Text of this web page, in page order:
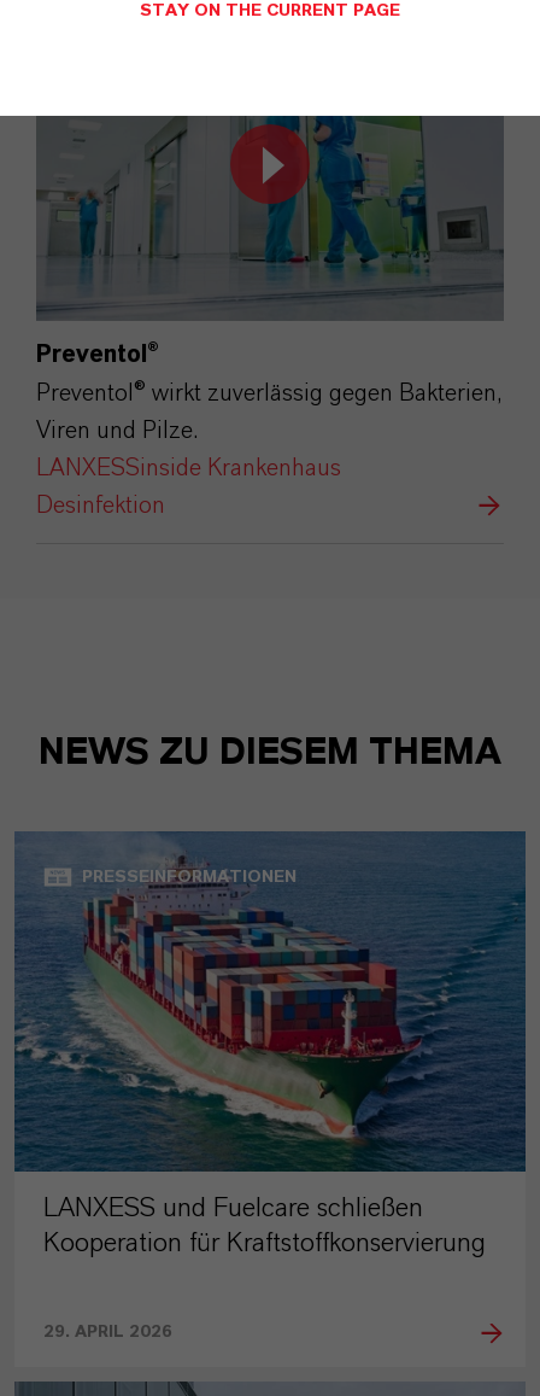
Preventol®
Preventol® wirkt zuverlässig gegen Bakterien,
Viren und Pilze.
LANXESSinside Krankenhaus
Desinfektion
NEWS ZU DIESEM THEMA
PRESSEINFORMATIONEN
LANXESS und Fuelcare schließen
Kooperation für Kraftstoffkonservierung
29. APRIL 2026
STAY ON THE CURRENT PAGE